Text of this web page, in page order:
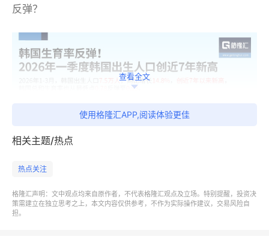
反弹？
查看全文
使用格隆汇APP,阅读体验更佳
相关主题/热点
热点关注
格隆汇声明：文中观点均来自原作者，不代表格隆汇观点及立场。特别提醒，投资决
策需建立在独立思考之上，本文内容仅供参考，不作为实际操作建议，交易风险自
担。